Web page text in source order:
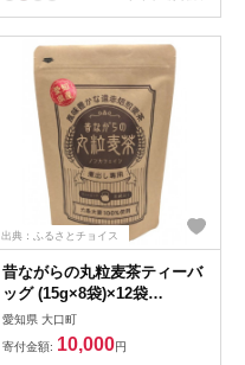
出典：ふるさとチョイス
昔ながらの丸粒麦茶ティーバ
ッグ (15g×8袋)×12袋
【1342369】
愛知県 大口町
寄付金額: 10,000円